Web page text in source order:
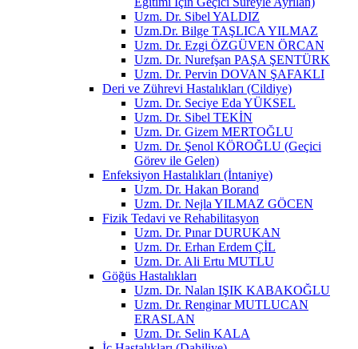
Uzm. Dr. Sibel YALDIZ
Uzm.Dr. Bilge TAŞLICA YILMAZ
Uzm. Dr. Ezgi ÖZGÜVEN ÖRCAN
Uzm. Dr. Nurefşan PAŞA ŞENTÜRK
Uzm. Dr. Pervin DOVAN ŞAFAKLI
Deri ve Zührevi Hastalıkları (Cildiye)
Uzm. Dr. Seciye Eda YÜKSEL
Uzm. Dr. Sibel TEKİN
Uzm. Dr. Gizem MERTOĞLU
Uzm. Dr. Şenol KÖROĞLU (Geçici
Görev ile Gelen)
Enfeksiyon Hastalıkları (İntaniye)
Uzm. Dr. Hakan Borand
Uzm. Dr. Nejla YILMAZ GÖCEN
Fizik Tedavi ve Rehabilitasyon
Uzm. Dr. Pınar DURUKAN
Uzm. Dr. Erhan Erdem ÇİL
Uzm. Dr. Ali Ertu MUTLU
Göğüs Hastalıkları
Uzm. Dr. Nalan IŞIK KABAKOĞLU
Uzm. Dr. Renginar MUTLUCAN
ERASLAN
Uzm. Dr. Selin KALA